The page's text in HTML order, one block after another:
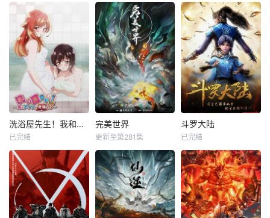
洗浴屋先生！我和那家伙在女浴池！？
已完结
完美世界
更新至第281集
斗罗大陆
已完结